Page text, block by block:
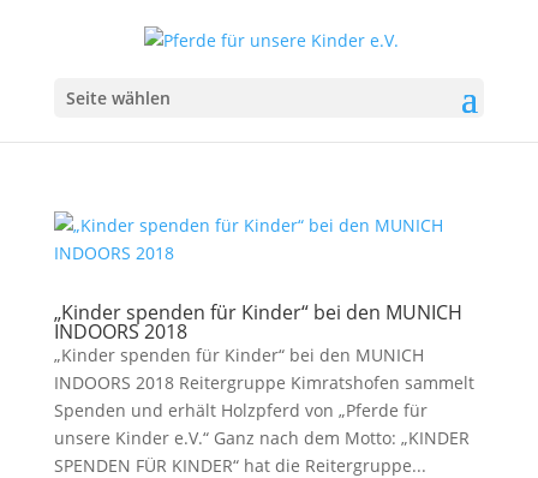
Seite wählen
„Kinder spenden für Kinder“ bei den MUNICH
INDOORS 2018
„Kinder spenden für Kinder“ bei den MUNICH
INDOORS 2018 Reitergruppe Kimratshofen sammelt
Spenden und erhält Holzpferd von „Pferde für
unsere Kinder e.V.“ Ganz nach dem Motto: „KINDER
SPENDEN FÜR KINDER“ hat die Reitergruppe...